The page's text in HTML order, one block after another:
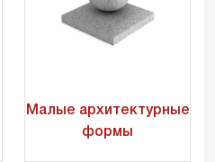
Малые архитектурные
формы